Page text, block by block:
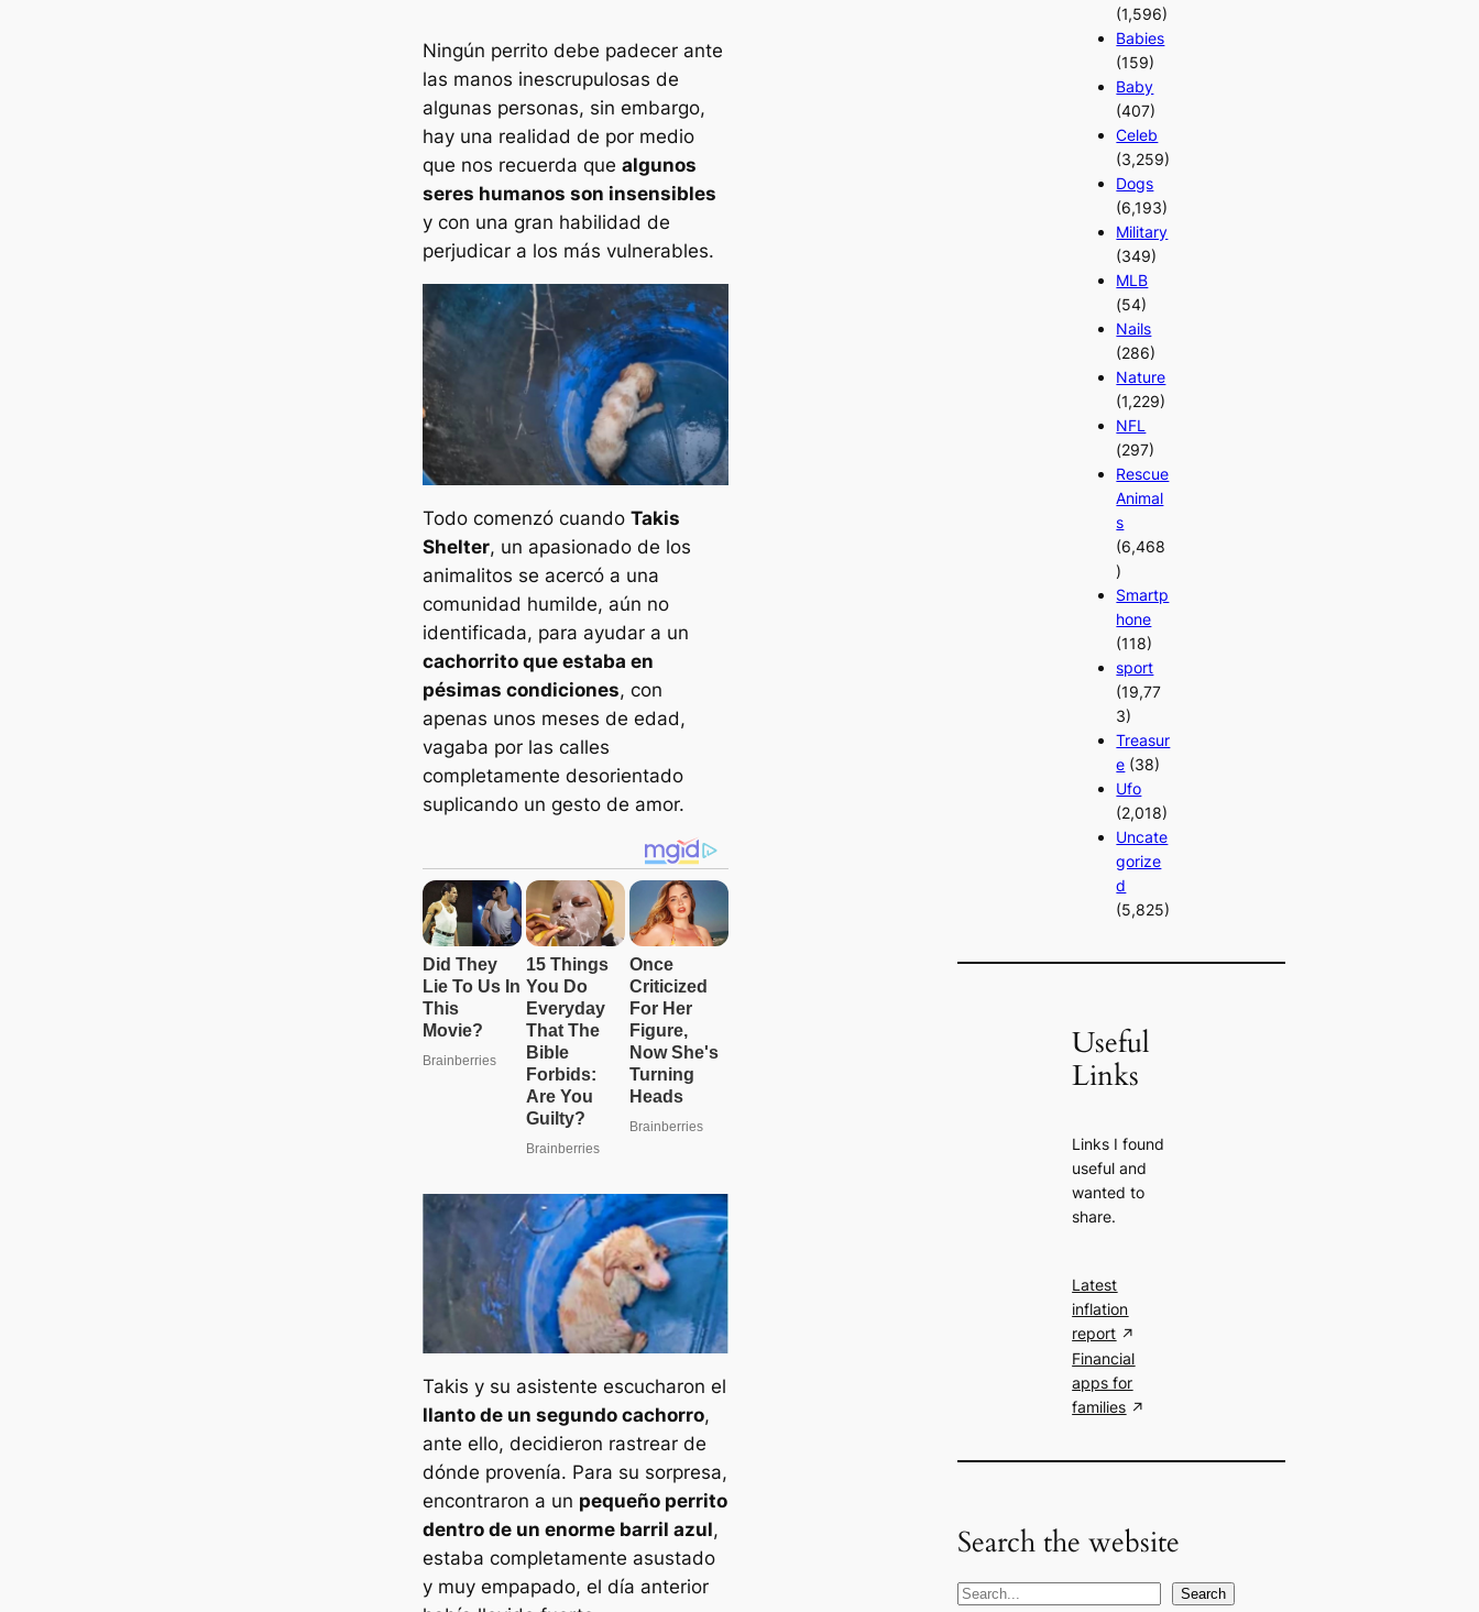
Ningún perrito debe padecer ante
las manos inescrupulosas de
algunas personas, sin embargo,
hay una realidad de por medio
que nos recuerda que algunos
seres humanos son insensibles
y con una gran habilidad de
perjudicar a los más vulnerables.
Todo comenzó cuando Takis
Shelter, un apasionado de los
animalitos se acercó a una
comunidad humilde, aún no
identificada, para ayudar a un
cachorrito que estaba en
pésimas condiciones, con
apenas unos meses de edad,
vagaba por las calles
completamente desorientado
suplicando un gesto de amor.
Takis y su asistente escucharon el
llanto de un segundo cachorro,
ante ello, decidieron rastrear de
dónde provenía. Para su sorpresa,
encontraron a un pequeño perrito
dentro de un enorme barril azul,
estaba completamente asustado
y muy empapado, el día anterior
(1,596)
Babies
(159)
Baby
(407)
Celeb
(3,259)
Dogs
(6,193)
Military
(349)
MLB
(54)
Nails
(286)
Nature
(1,229)
NFL
(297)
Rescue
Animal
s
(6,468
)
Smartp
hone
(118)
sport
(19,77
3)
Treasur
e (38)
Ufo
(2,018)
Uncate
gorize
d
(5,825)
Useful
Links
Links I found
useful and
wanted to
share.
Latest
inflation
report
Financial
apps for
families
Search the website
S
Search